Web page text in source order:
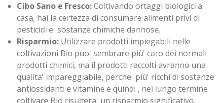
Cibo Sano e Fresco:Coltivando ortaggi biologici a
casa, hai la certezza di consumare alimenti privi di
pesticidi e sostanze chimiche dannose.
Risparmio: Utilizzare prodotti impiegabili nelle
coltivazioni Bio puo' sembrare più' caro dei normali
prodotti chimici, ma il prodotti raccolti avranno una
qualita' impareggiabile, perche' più' ricchi di sostanze
antiossidanti e vitamine e quindi , nel lungo termine
coltivare Bio risultera' un risparmio significativo.